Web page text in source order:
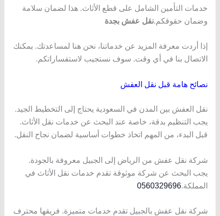
خدمات التأمين الشامل على قطع الأثاث. هذا لضمان سلامة
وضمان حقوقكم.نقل عفش بجدة
إذا أردت معرفة المزيد عن خدماتنا، نحن هنا لمساعدتك. يمكنك
الاتصال بنا في أي وقت. سوف نستجيب لاستفساراتكم.
نصائح هامة قبل نقل العفش
نقل العفش بين المدن في السعودية يحتاج إلى التخطيط الجيد.
يجب التنظيم بدقة، خاصة عند البحث عن خدمات نقل الأثاث.
قبل البدء، من المهم اتخاذ خطوات أساسية لضمان نجاح النقل.
شركة نقل عفش من الرياض إلى الجبيل معروفة بالجودة.
يجب البحث عن شركة موثوقة تقدم خدمات نقل الأثاث في
المملكة.0560329696
شركة نقل عفش بالجبيل تقدم خدمات متميزة. فريقها محترف